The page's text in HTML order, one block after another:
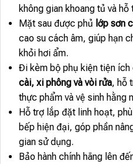
không gian khoang tủ và
Mặt sau được phủ lớp sơn
cao su cách âm, giúp hạn
khỏi hơi ẩm.
Đi kèm bộ phụ kiện tiện ích
cài, xi phông và vòi rửa, hỗ
thực phẩm và vệ sinh hằng
Hỗ trợ lắp đặt linh hoạt,
bếp hiện đại, góp phần
gian sử dụng.
Bảo hành chính hãng lên